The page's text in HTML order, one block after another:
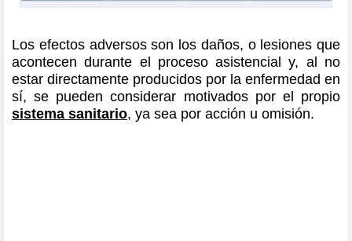
Los efectos adversos son los daños, o lesiones que
acontecen durante el proceso asistencial y, al no
estar directamente producidos por la enfermedad en
sí, se pueden considerar motivados por el propio
sistema sanitario, ya sea por acción u omisión.